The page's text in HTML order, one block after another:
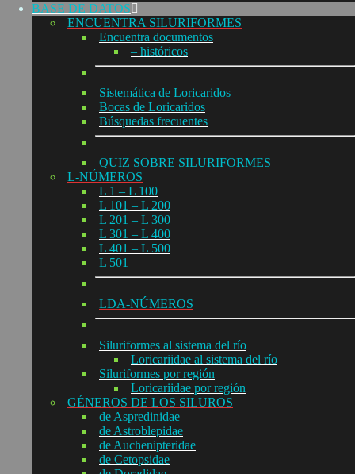
BASE DE DATOS
ENCUENTRA SILURIFORMES
Encuentra documentos
– históricos
Sistemática de Loricaridos
Bocas de Loricaridos
Búsquedas frecuentes
QUIZ SOBRE SILURIFORMES
L-NÚMEROS
L 1 – L 100
L 101 – L 200
L 201 – L 300
L 301 – L 400
L 401 – L 500
L 501 –
LDA-NÚMEROS
Siluriformes al sistema del río
Loricariidae al sistema del río
Siluriformes por región
Loricariidae por región
GÉNEROS DE LOS SILUROS
de Aspredinidae
de Astroblepidae
de Auchenipteridae
de Cetopsidae